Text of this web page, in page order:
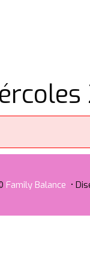
Family Balance •